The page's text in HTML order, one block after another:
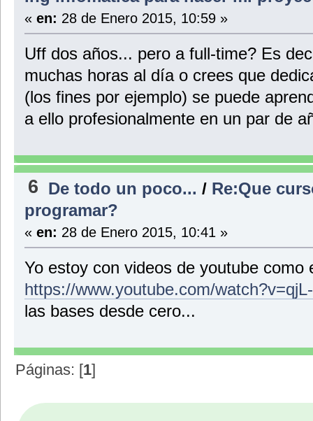
« en: 28 de Enero 2015, 10:59 »
Uff dos años... pero a full-time? Es
muchas horas al día o crees que
(los fines por ejemplo) se puede
a ello profesionalmente en un par de
6 De todo un poco... / Re:Que
programar?
« en: 28 de Enero 2015, 10:41 »
Yo estoy con videos de youtube como
https://www.youtube.com/
las bases desde cero...
Páginas: [1]